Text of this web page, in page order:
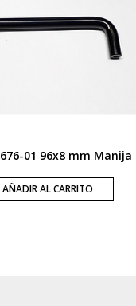
AÑADIR AL CARRITO